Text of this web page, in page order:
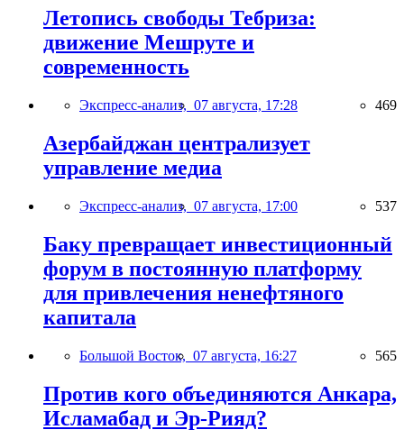
Летопись свободы Тебриза:
движение Мешруте и
современность
Экспресс-анализ, 07 августа, 17:28 469
Азербайджан централизует
управление медиа
Экспресс-анализ, 07 августа, 17:00 537
Баку превращает инвестиционный
форум в постоянную платформу
для привлечения ненефтяного
капитала
Большой Восток, 07 августа, 16:27 565
Против кого объединяются Анкара,
Исламабад и Эр-Рияд?